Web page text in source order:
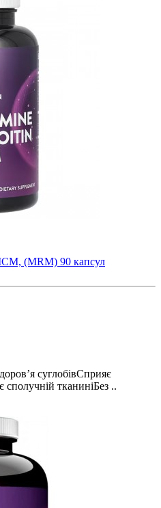
(MRM) 90 капсул
суглобівСприяє
сполучній тканиніБез ..